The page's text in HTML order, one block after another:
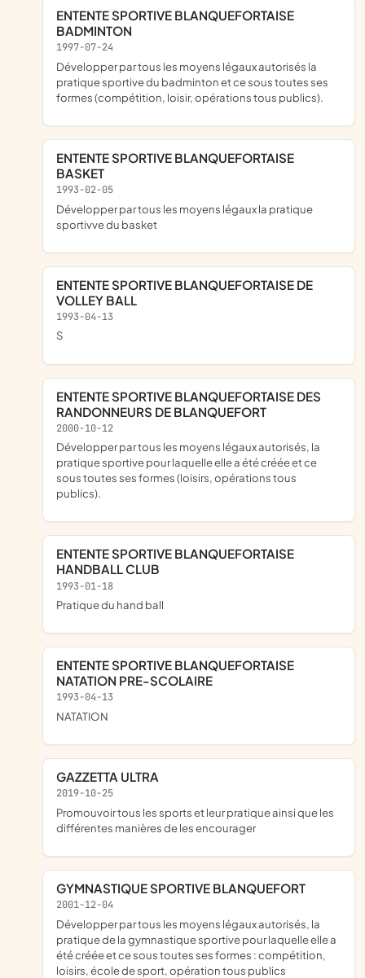
ENTENTE SPORTIVE BLANQUEFORTAISE
BADMINTON
1997-07-24
développer par tous les moyens légaux autorisés la
pratique sportive du badminton et ce sous toutes ses
formes (compétition, loisir, opérations tous publics).
ENTENTE SPORTIVE BLANQUEFORTAISE
BASKET
1993-02-05
développer par tous les moyens légaux la pratique
sportivve du basket
ENTENTE SPORTIVE BLANQUEFORTAISE DE
VOLLEY BALL
1993-04-13
S
ENTENTE SPORTIVE BLANQUEFORTAISE DES
RANDONNEURS DE BLANQUEFORT
2000-10-12
développer par tous les moyens légaux autorisés, la
pratique sportive pour laquelle elle a été créée et ce
sous toutes ses formes (loisirs, opérations tous
publics).
ENTENTE SPORTIVE BLANQUEFORTAISE
HANDBALL CLUB
1993-01-18
pratique du hand ball
ENTENTE SPORTIVE BLANQUEFORTAISE
NATATION PRE-SCOLAIRE
1993-04-13
NATATION
GAZZETTA ULTRA
2019-10-25
promouvoir tous les sports et leur pratique ainsi que les
différentes manières de les encourager
GYMNASTIQUE SPORTIVE BLANQUEFORT
2001-12-04
développer par tous les moyens légaux autorisés, la
pratique de la gymnastique sportive pour laquelle elle a
été créée et ce sous toutes ses formes : compétition,
loisirs, école de sport, opération tous publics